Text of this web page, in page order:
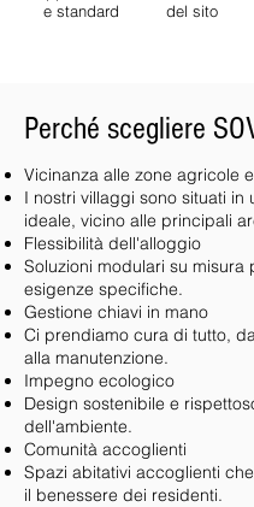
e standard
del sito
Perché scegliere
Vicinanza alle zone agricole
I nostri villaggi sono situati in
ideale, vicino alle principali
Flessibilità dell'alloggio
Soluzioni modulari su misura
esigenze specifiche.
Gestione chiavi in mano
Ci prendiamo cura di tutto,
alla manutenzione.
Impegno ecologico
Design sostenibile e
dell'ambiente.
Comunità accoglienti
Spazi abitativi accoglienti
il benessere dei residenti.